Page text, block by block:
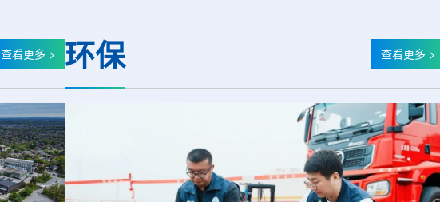
均已纳入其供应范围。据韩国卫生福
利部国家癌症登记处数据，2023年
病率排名第六位的疾病;伴随PSMA靶
向治疗的日益普及，对前列腺癌治...
19个月。相关对比包括：美国埃默
里质子治疗中心自2018年12月启动
时约2年;英国伦敦大学学院医院质子
中心自2021...
查看更多 > 环保 查看更多 >